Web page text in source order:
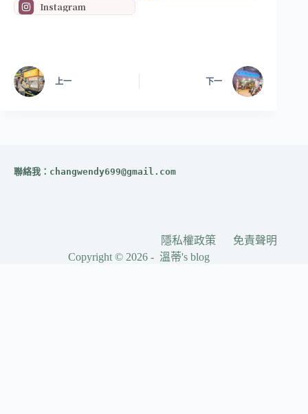
Instagram
上一 下一
聯絡我： changwendy699@gmail.com
隱私權政策
免責聲明
Copyright © 2026 - 溫蒂's blog